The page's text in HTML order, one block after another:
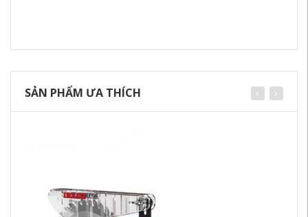
SẢN PHẨM ƯA THÍCH